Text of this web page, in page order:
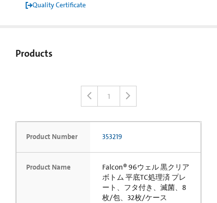
Quality Certificate
Products
1
Product Number 353219
Product Name
Falcon® 96ウェル 黒クリア
ボトム 平底TC処理済 プレ
ート、フタ付き、滅菌、8
枚/包、32枚/ケース